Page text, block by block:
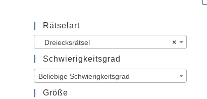
Rätselart
×
Dreiecksrätsel
Schwierigkeitsgrad
Beliebige Schwierigkeitsgrad
Größe